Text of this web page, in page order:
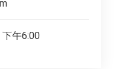
下午6:00